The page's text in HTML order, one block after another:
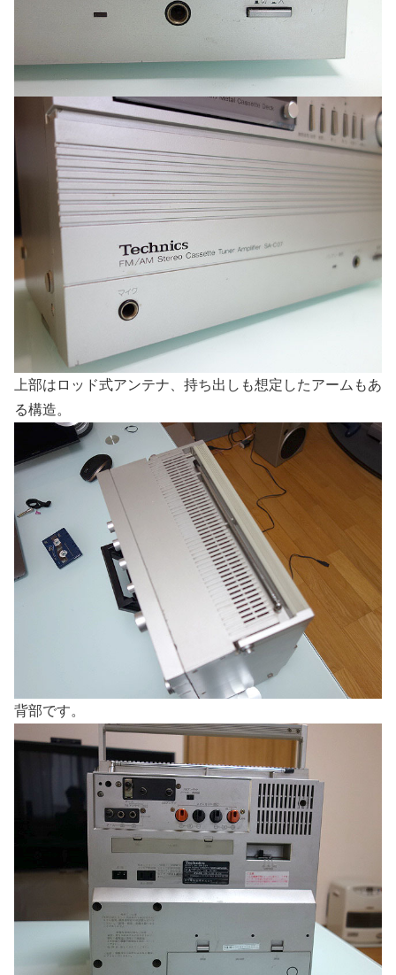
上部はロッド式アンテナ、持ち出しも想定したアームもあ
る構造。
背部です。